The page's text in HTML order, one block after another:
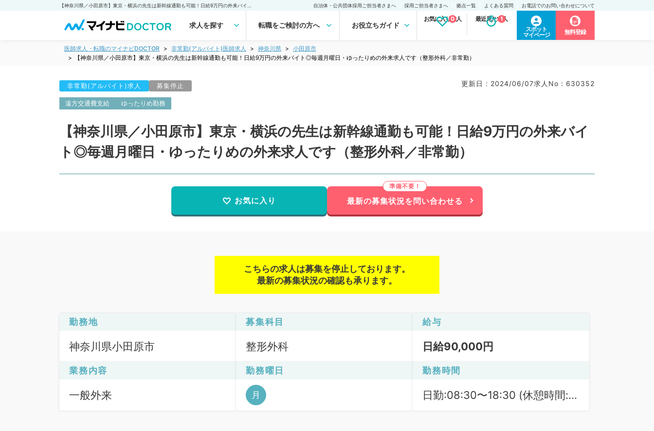
自治体・公共団体採用ご担当者さまへ 採用ご担当者さまへ 拠点一覧 よくある質問 お電話でのお問い合わせについて
求人を探す 転職をご検討の方へ お役立ちガイド
お気に入り求人
0 最近見た求人
1
スポット
マイページ
無料登録
医師求人・転職のマイナビDOCTOR 非常勤(アルバイト)医師求人 神奈川県
小田原市
【神奈川県／小田原市】東京・横浜の先生は新幹線通勤も可能！日給9万円の外来バイト◎毎週月曜日・ゆったりめの外来求人です（整形外科／非常勤）
非常勤(アルバイト)求人 募集停止 更新日 : 2024/06/07求人No : 630352
遠方交通費支給 ゆったりめ勤務
【神奈川県／小田原市】東京・横浜の先生は新幹線通勤も可能！日給9万円の外来バイ
ト◎毎週月曜日・ゆったりめの外来求人です（整形外科／非常勤）
お気に入り 最新の募集状況を問い合わせる
こちらの求人は募集を停止しております。
最新の募集状況の確認も承ります。
勤務地
神奈川県小田原市
募集科目
整形外科
給与
日給90,000円
業務内容
一般外来
勤務曜日
月
勤務時間
日勤:08:30〜18:30 (休憩時間: